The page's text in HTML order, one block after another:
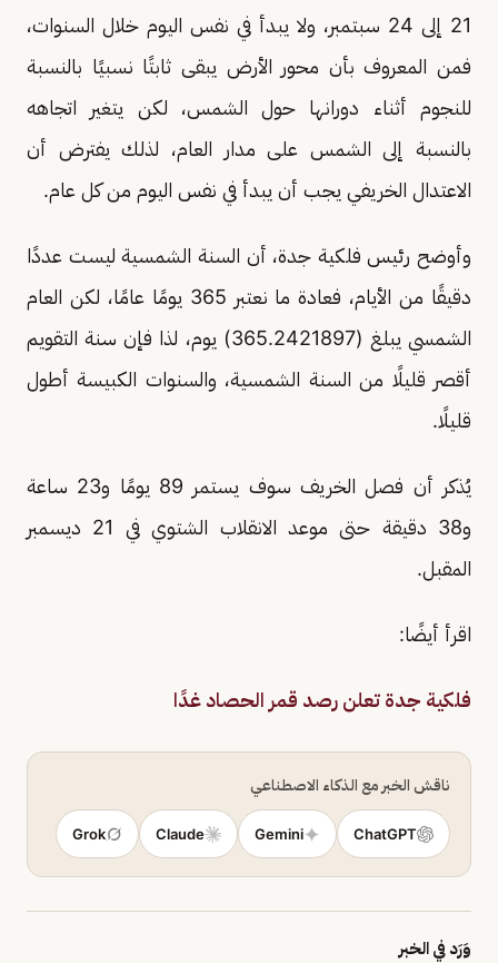
21 إلى 24 سبتمبر، ولا يبدأ في نفس اليوم خلال السنوات،
فمن المعروف بأن محور الأرض يبقى ثابتًا نسبيًا بالنسبة
للنجوم أثناء دورانها حول الشمس، لكن يتغير اتجاهه
بالنسبة إلى الشمس على مدار العام، لذلك يفترض أن
الاعتدال الخريفي يجب أن يبدأ في نفس اليوم من كل عام.
وأوضح رئيس فلكية جدة، أن السنة الشمسية ليست عددًا
دقيقًا من الأيام، فعادة ما نعتبر 365 يومًا عامًا، لكن العام
الشمسي يبلغ (365.2421897) يوم، لذا فإن سنة التقويم
أقصر قليلًا من السنة الشمسية، والسنوات الكبيسة أطول
قليلًا.
يُذكر أن فصل الخريف سوف يستمر 89 يومًا و23 ساعة
و38 دقيقة حتى موعد الانقلاب الشتوي في 21 ديسمبر
المقبل.
اقرأ أيضًا:
فلكية جدة تعلن رصد قمر الحصاد غدًا
ناقش الخبر مع الذكاء الاصطناعي
ChatGPT
Gemini
Claude
Grok
وَرَد في الخبر